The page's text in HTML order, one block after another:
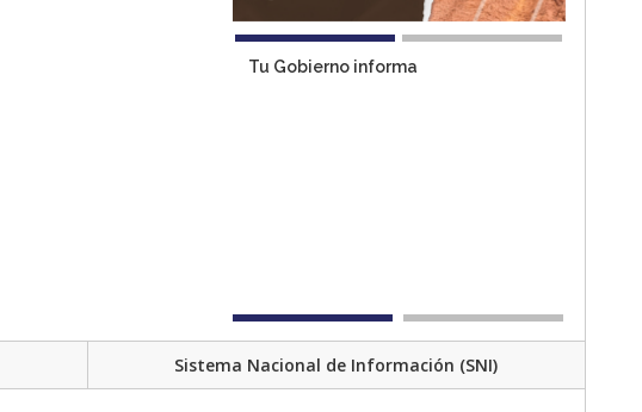
Tu Gobierno informa
Sistema Nacional de Información (SNI)